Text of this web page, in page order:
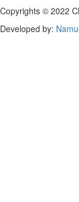
Copyrights © 2022
Developed by: